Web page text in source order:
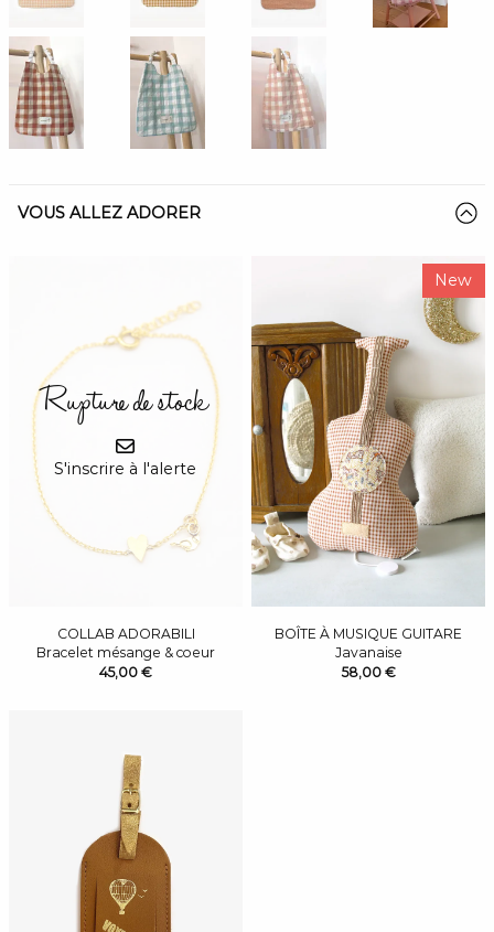
VOUS ALLEZ ADORER
Rupture de stock
S'inscrire à l'alerte
COLLAB ADORABILI
Bracelet mésange & coeur
45,00 €
BOÎTE À MUSIQUE GUITARE
Javanaise
58,00 €
New